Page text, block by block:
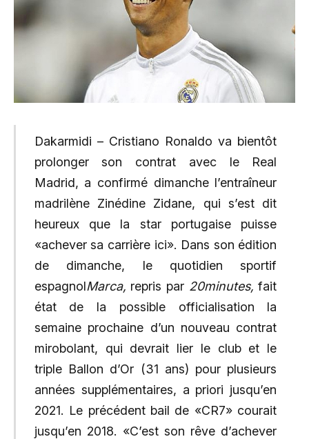
Dakarmidi – Cristiano Ronaldo va bientôt
prolonger son contrat avec le Real
Madrid, a confirmé dimanche l’entraîneur
madrilène Zinédine Zidane, qui s’est dit
heureux que la star portugaise puisse
«achever sa carrière ici». Dans son édition
de dimanche, le quotidien sportif
espagnolMarca, repris par 20minutes, fait
état de la possible officialisation la
semaine prochaine d’un nouveau contrat
mirobolant, qui devrait lier le club et le
triple Ballon d’Or (31 ans) pour plusieurs
années supplémentaires, a priori jusqu’en
2021. Le précédent bail de «CR7» courait
jusqu’en 2018. «C’est son rêve d’achever